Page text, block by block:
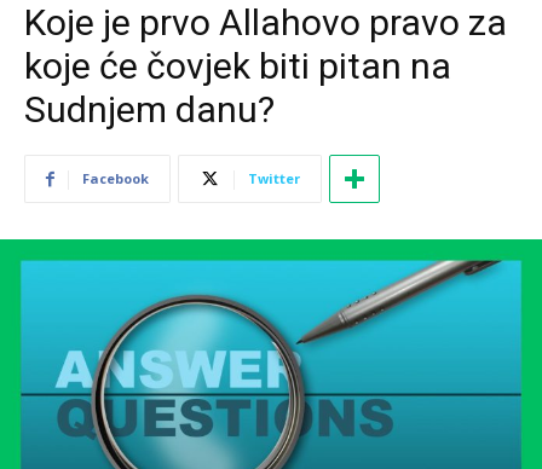
Koje je prvo Allahovo pravo za
koje će čovjek biti pitan na
Sudnjem danu?
Facebook Twitter